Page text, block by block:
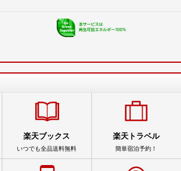
楽天ブックス
いつでも全品送料無料
楽天トラベル
簡単宿泊予約！